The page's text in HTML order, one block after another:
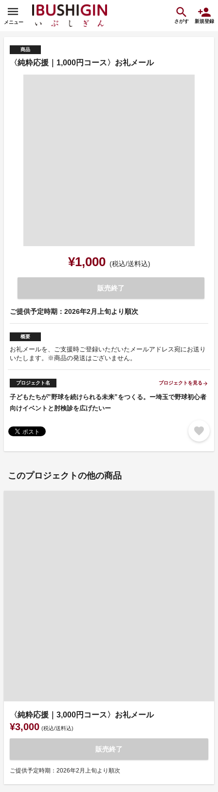
メニュー さがす 新規登録
商品
〈純粋応援｜1,000円コース〉お礼メール
¥1,000 (税込/送料込)
販売終了
ご提供予定時期：2026年2月上旬より順次
概要
お礼メールを、ご支援時ご登録いただいたメールアドレス宛にお送り
いたします。※商品の発送はございません。
プロジェクト名 プロジェクトを見る arrow_forward
子どもたちが”野球を続けられる未来”をつくる。ー埼玉で野球初心者
向けイベントと肘検診を広げたいー
favorite
このプロジェクトの他の商品
〈純粋応援｜3,000円コース〉お礼メール
¥3,000 (税込/送料込)
販売終了
ご提供予定時期：2026年2月上旬より順次